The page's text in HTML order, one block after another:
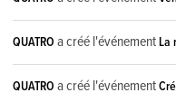
QUATRO a créé l'événementLa
QUATRO a créé l'événement